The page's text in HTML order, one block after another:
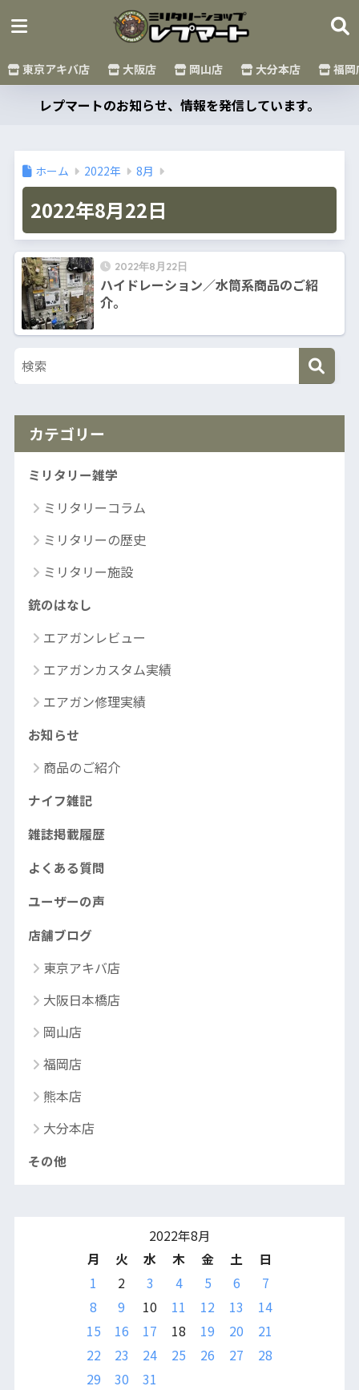
東京アキバ店 大阪店 岡山店 大分本店 福岡
レプマートのお知らせ、情報を発信しています。
ホーム 2022年 8月
2022年8月22日
2022年8月22日
ハイドレーション／水筒系商品のご紹
介。
カテゴリー
ミリタリー雑学
ミリタリーコラム
ミリタリーの歴史
ミリタリー施設
銃のはなし
エアガンレビュー
エアガンカスタム実績
エアガン修理実績
お知らせ
商品のご紹介
ナイフ雑記
雑誌掲載履歴
よくある質問
ユーザーの声
店舗ブログ
東京アキバ店
大阪日本橋店
岡山店
福岡店
熊本店
大分本店
その他
2022年8月
月
火 水 木 金 土
日
1
2 3 4 5 6
7
8
9 10 11 12 13
14
15
16 17 18 19 20
21
22
23 24 25 26 27
28
29
30
31